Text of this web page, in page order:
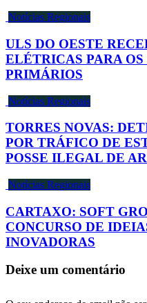
Notícias Regionais
ULS DO OESTE
ELÉTRICAS PARA
PRIMÁRIOS
Notícias Regionais
TORRES NOVAS:
POR TRÁFICO DE
POSSE ILEGAL DE
Notícias Regionais
CARTAXO: SOFT
CONCURSO DE
INOVADORAS
Deixe um comentário